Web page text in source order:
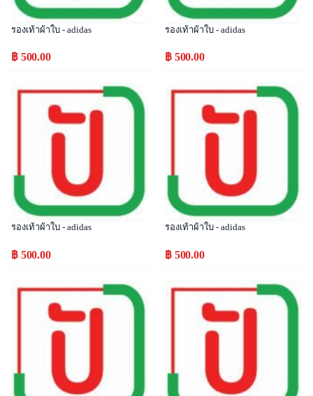
รองเท้าผ้าใบ - adidas
฿ 500.00
รองเท้าผ้าใบ - adidas
฿ 500.00
Popular
รองเท้าผ้าใบ - adidas
฿ 500.00
Popular
รองเท้าผ้าใบ - adidas
฿ 500.00
Popular Popular